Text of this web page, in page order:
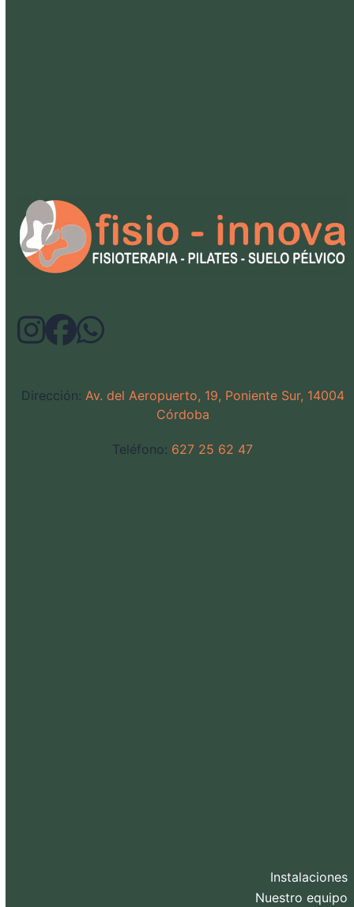
Dirección: Av. del Aeropuerto, 19, Poniente Sur, 14004
Córdoba
Teléfono: 627 25 62 47
Instalaciones
Nuestro equipo